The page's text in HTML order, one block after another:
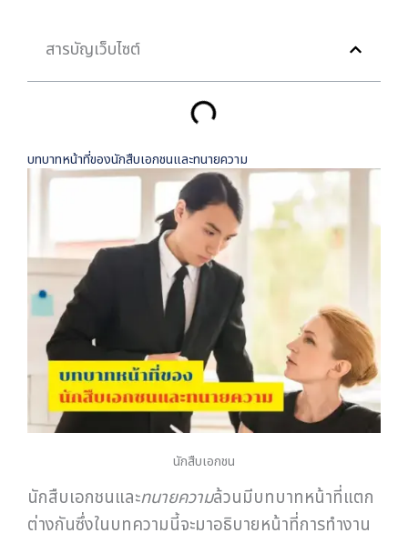
สารบัญเว็บไซต์
บทบาทหน้าที่ของนักสืบเอกชนและทนายความ
นักสืบเอกชน
นักสืบเอกชนและทนายความล้วนมีบทบาทหน้าที่แตก
ต่างกันซึ่งในบทความนี้จะมาอธิบายหน้าที่การทำงาน